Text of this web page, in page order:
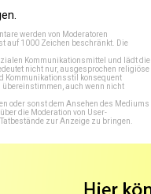
werden von Moderatoren
auf 1000 Zeichen beschränkt. Die
Kommunikationsmittel und lädt die
nicht nur, ausgesprochen religiöse
Kommunikationsstil konsequent
auch wenn nicht
oder sonst dem Ansehen des Mediums
die Moderation von User-
zur Anzeige zu bringen.